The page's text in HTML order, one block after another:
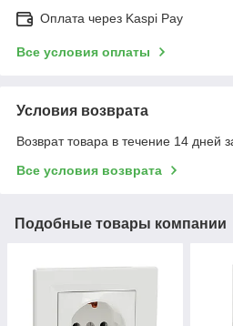
Оплата через Kaspi Pay
Все условия оплаты
Условия возврата
Возврат товара в течение 14 дней
Все условия возврата
Подобные товары компании